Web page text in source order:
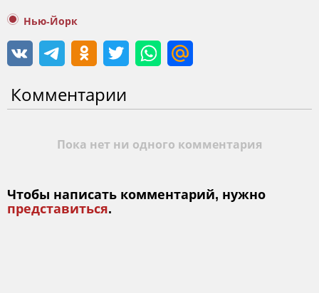
Нью-Йорк
Комментарии
Пока нет ни одного комментария
Чтобы написать комментарий, нужно
представиться.